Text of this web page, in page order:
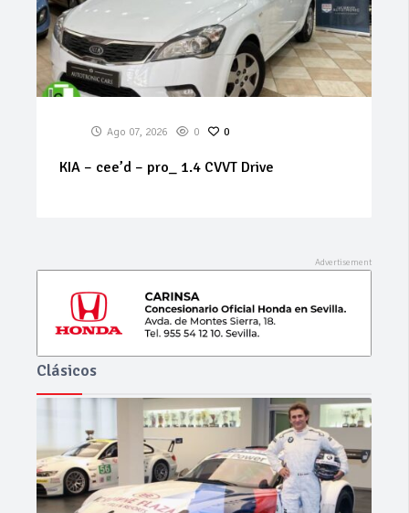
Ago 07, 2026 0 0
EVO ITALIA SRL EVO4 1.5 GLP 5P
Clásicos